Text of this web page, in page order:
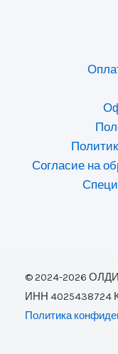
Согласие на
© 2024-2026
ИНН 4025438724
Политика